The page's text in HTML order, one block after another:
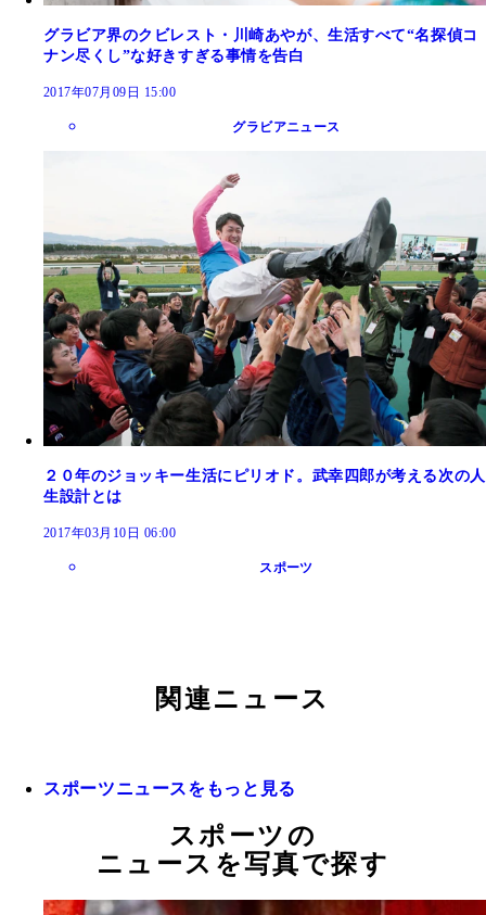
グラビア界のクビレスト・川崎あやが、生活すべて“名探偵コ
ナン尽くし”な好きすぎる事情を告白
2017年07月09日 15:00
グラビアニュース
２０年のジョッキー生活にピリオド。武幸四郎が考える次の人
生設計とは
2017年03月10日 06:00
スポーツ
関連ニュース
スポーツニュースをもっと見る
スポーツの
ニュースを写真で探す